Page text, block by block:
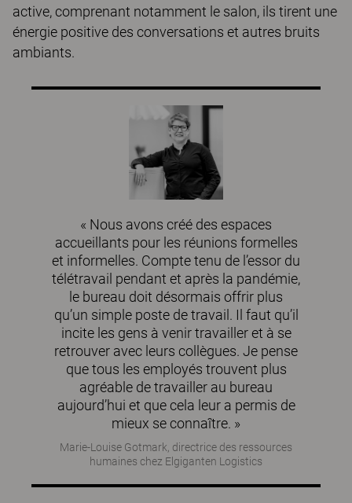
active, comprenant notamment le salon, ils tirent une
énergie positive des conversations et autres bruits
ambiants.
« Nous avons créé des espaces
accueillants pour les réunions formelles
et informelles. Compte tenu de l’essor du
télétravail pendant et après la pandémie,
le bureau doit désormais offrir plus
qu’un simple poste de travail. Il faut qu’il
incite les gens à venir travailler et à se
retrouver avec leurs collègues. Je pense
que tous les employés trouvent plus
agréable de travailler au bureau
aujourd’hui et que cela leur a permis de
mieux se connaître. »
Marie-Louise Gotmark, directrice des ressources
humaines chez Elgiganten Logistics